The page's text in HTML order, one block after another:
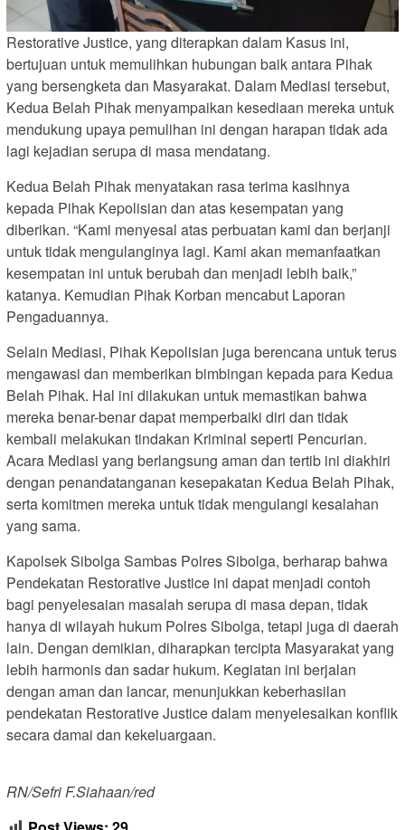
Restorative Justice, yang diterapkan dalam Kasus ini,
bertujuan untuk memulihkan hubungan baik antara Pihak
yang bersengketa dan Masyarakat. Dalam Mediasi tersebut,
Kedua Belah Pihak menyampaikan kesediaan mereka untuk
mendukung upaya pemulihan ini dengan harapan tidak ada
lagi kejadian serupa di masa mendatang.
Kedua Belah Pihak menyatakan rasa terima kasihnya
kepada Pihak Kepolisian dan atas kesempatan yang
diberikan. “Kami menyesal atas perbuatan kami dan berjanji
untuk tidak mengulanginya lagi. Kami akan memanfaatkan
kesempatan ini untuk berubah dan menjadi lebih baik,”
katanya. Kemudian Pihak Korban mencabut Laporan
Pengaduannya.
Selain Mediasi, Pihak Kepolisian juga berencana untuk terus
mengawasi dan memberikan bimbingan kepada para Kedua
Belah Pihak. Hal ini dilakukan untuk memastikan bahwa
mereka benar-benar dapat memperbaiki diri dan tidak
kembali melakukan tindakan Kriminal seperti Pencurian.
Acara Mediasi yang berlangsung aman dan tertib ini diakhiri
dengan penandatanganan kesepakatan Kedua Belah Pihak,
serta komitmen mereka untuk tidak mengulangi kesalahan
yang sama.
Kapolsek Sibolga Sambas Polres Sibolga, berharap bahwa
Pendekatan Restorative Justice ini dapat menjadi contoh
bagi penyelesaian masalah serupa di masa depan, tidak
hanya di wilayah hukum Polres Sibolga, tetapi juga di daerah
lain. Dengan demikian, diharapkan tercipta Masyarakat yang
lebih harmonis dan sadar hukum. Kegiatan ini berjalan
dengan aman dan lancar, menunjukkan keberhasilan
pendekatan Restorative Justice dalam menyelesaikan konflik
secara damai dan kekeluargaan.
RN/Sefri F.Siahaan/red